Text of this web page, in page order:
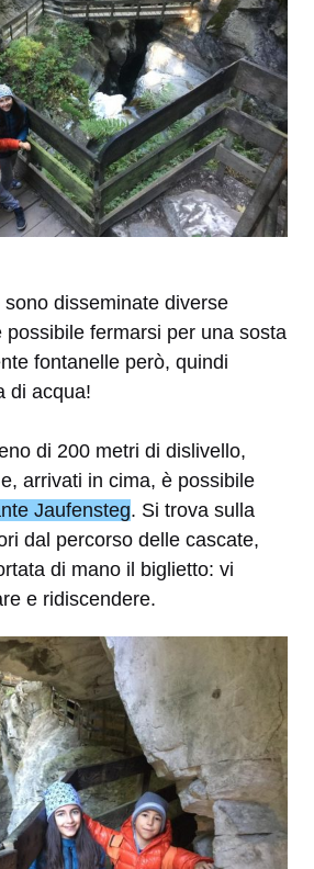
disseminate diverse
possibile fermarsi per una sosta
fontanelle però, quindi
di acqua!
di 200 metri di dislivello,
arrivati in cima, è possibile
Jaufensteg. Si trova sulla
dal percorso delle cascate,
di mano il biglietto: vi
e ridiscendere.